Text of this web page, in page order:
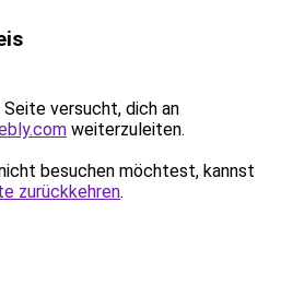
versucht, dich an
weiterzuleiten.
besuchen möchtest, kannst
zurückkehren.